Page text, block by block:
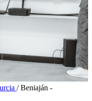
/ Beniaján -